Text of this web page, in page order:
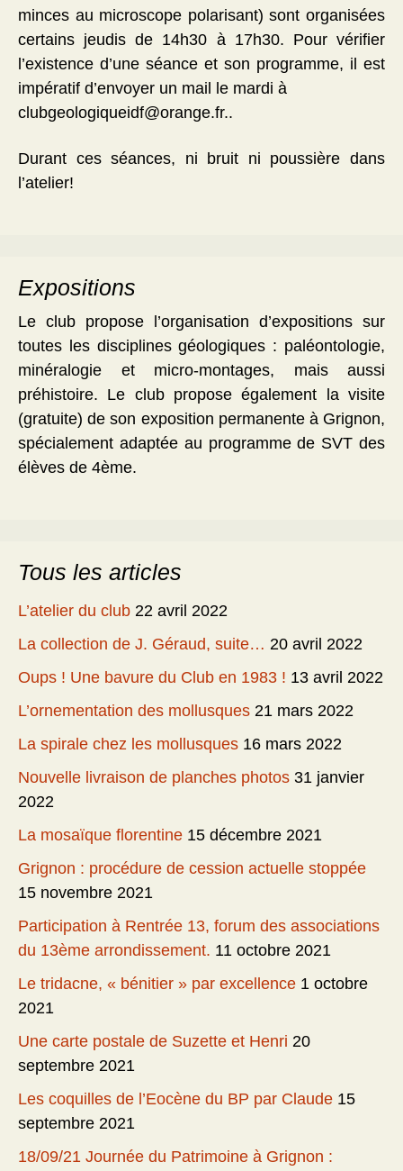
minces au microscope polarisant) sont organisées
certains jeudis de 14h30 à 17h30. Pour vérifier
l’existence d’une séance et son programme, il est
impératif d’envoyer un mail le mardi à
clubgeologiqueidf@orange.fr..
Durant ces séances, ni bruit ni poussière dans
l’atelier!
Expositions
Le club propose l’organisation d’expositions sur
toutes les disciplines géologiques : paléontologie,
minéralogie et micro-montages, mais aussi
préhistoire. Le club propose également la visite
(gratuite) de son exposition permanente à Grignon,
spécialement adaptée au programme de SVT des
élèves de 4ème.
Tous les articles
L’atelier du club 22 avril 2022
La collection de J. Géraud, suite… 20 avril 2022
Oups ! Une bavure du Club en 1983 ! 13 avril 2022
L’ornementation des mollusques 21 mars 2022
La spirale chez les mollusques 16 mars 2022
Nouvelle livraison de planches photos 31 janvier
2022
La mosaïque florentine 15 décembre 2021
Grignon : procédure de cession actuelle stoppée
15 novembre 2021
Participation à Rentrée 13, forum des associations
du 13ème arrondissement. 11 octobre 2021
Le tridacne, « bénitier » par excellence 1 octobre
2021
Une carte postale de Suzette et Henri 20
septembre 2021
Les coquilles de l’Eocène du BP par Claude 15
septembre 2021
18/09/21 Journée du Patrimoine à Grignon :